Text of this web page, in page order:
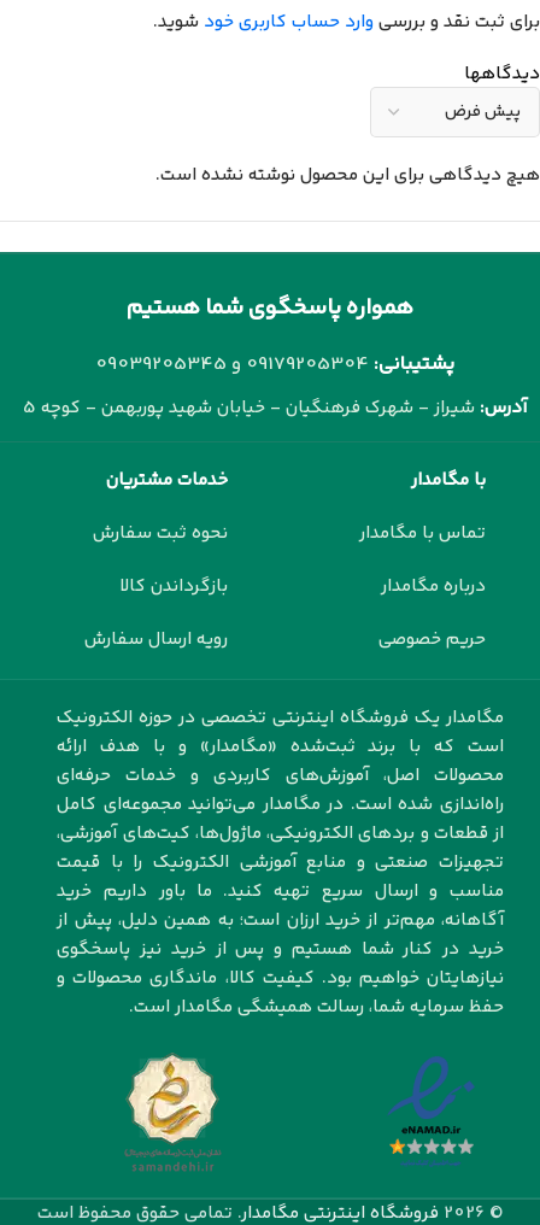
دیدگاهها
هیچ دیدگاهی برای این محصول نوشته نشده است.
برای ثبت نقد و بررسیوارد حساب کاربری خود شوید.
همواره پاسخگوی شما هستیم
پشتیبانی: 09179205304 و 09039205345
آدرس: شیراز - شهرک فرهنگیان - خیابان شهید پوربهمن - کوچه 5
با مگامدار
تماس با مگامدار
درباره مگامدار
حریم خصوصی
خدمات مشتریان
نحوه ثبت سفارش
بازگرداندن کالا
رویه ارسال سفارش
مگامدار یک فروشگاه اینترنتی تخصصی در حوزه الکترونیک
است که با برند ثبت‌شده «مگامدار» و با هدف ارائه
محصولات اصل، آموزش‌های کاربردی و خدمات حرفه‌ای
راه‌اندازی شده است. در مگامدار می‌توانید مجموعه‌ای کامل
از قطعات و بردهای الکترونیکی، ماژول‌ها، کیت‌های آموزشی،
تجهیزات صنعتی و منابع آموزشی الکترونیک را با قیمت
مناسب و ارسال سریع تهیه کنید. ما باور داریم خرید
آگاهانه، مهم‌تر از خرید ارزان است؛ به همین دلیل، پیش از
خرید در کنار شما هستیم و پس از خرید نیز پاسخگوی
نیازهایتان خواهیم بود. کیفیت کالا، ماندگاری محصولات و
حفظ سرمایه شما، رسالت همیشگی مگامدار است.
© 2026 فروشگاه اینترنتی مگامدار. تمامی حقوق محفوظ است